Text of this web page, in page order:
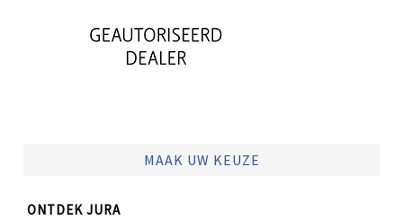
MAAK UW KEUZE
ONTDEK JURA